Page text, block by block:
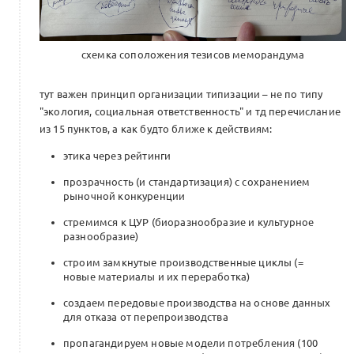
Менторский клуб. Меморандум
о кооперации: наука и сегодняшнее
0 комментариев
Балансировка страницы ОФЕРТА
(Пользовательское соглашение)
Альянса х Beinopen
Меморандум о кооперации 0 комментариев
российской индустрии моды
на международные рынки
0 комментариев
схемка соположения тезисов меморандума
тут важен принцип организации типизации – не по типу
"экология, социальная ответственность" и тд перечислание
из 15 пунктов, а как будто ближе к действиям:
этика через рейтинги
прозрачность (и стандартизация) с сохранением
рыночной конкуренции
стремимся к ЦУР (биоразнообразие и культурное
разнообразие)
строим замкнутые производственные циклы (=
новые материалы и их переработка)
создаем передовые производства на основе данных
для отказа от перепроизводства
пропагандируем новые модели потребления (100